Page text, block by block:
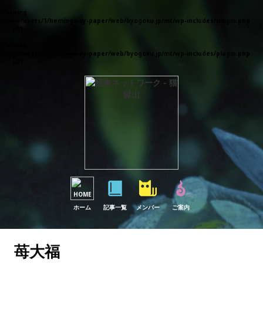
Warning
/home/users/1/hemingway-paper/web/byogoku.jp/mt/wp-includes/plugin.php
/home/users/1/hemingway-paper/web/byogoku.jp/mt/wp-includes/plugin.php
ホーム 記事一覧 メンバー ご案内
苺大福